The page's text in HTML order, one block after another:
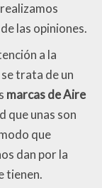
las opiniones.
a la
trata de un
marcas de Aire
que unas son
que
dan por la
tienen.